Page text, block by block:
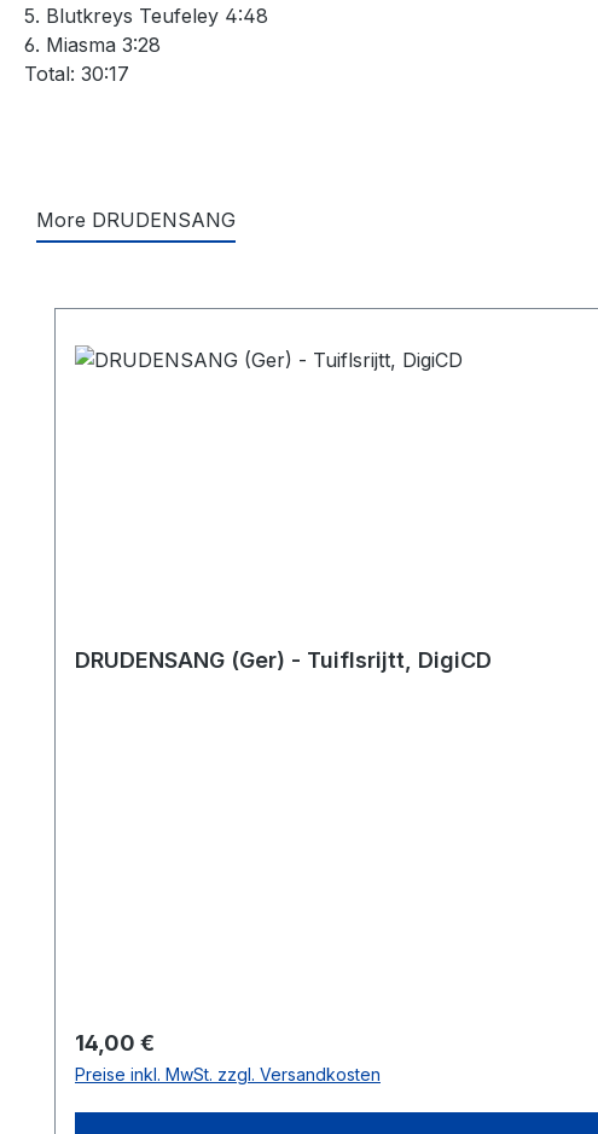
5. Blutkreys Teufeley 4:48
6. Miasma 3:28
Total: 30:17
More DRUDENSANG
DRUDENSANG (Ger) - Tuiflsrijtt, DigiCD
Regulärer Preis:
14,00 €
Preise inkl. MwSt. zzgl. Versandkosten